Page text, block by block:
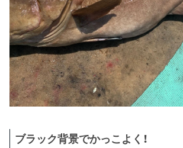
ブラック背景でかっこよく！